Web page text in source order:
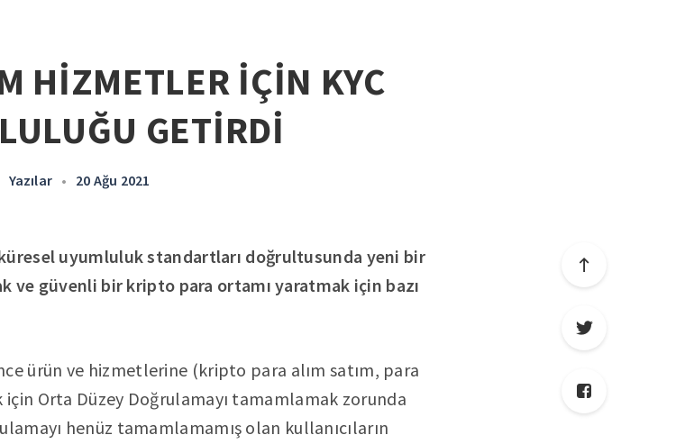
HİZMETLER İÇİN KYC
GETİRDİ
Yazılar • 20 Ağu 2021
uyumluluk standartları doğrultusunda yeni bir
ve güvenli bir kripto para ortamı yaratmak için bazı
ürün ve hizmetlerine (kripto para alım satım, para
Orta Düzey Doğrulamayı tamamlamak zorunda
henüz tamamlamamış olan kullanıcıların